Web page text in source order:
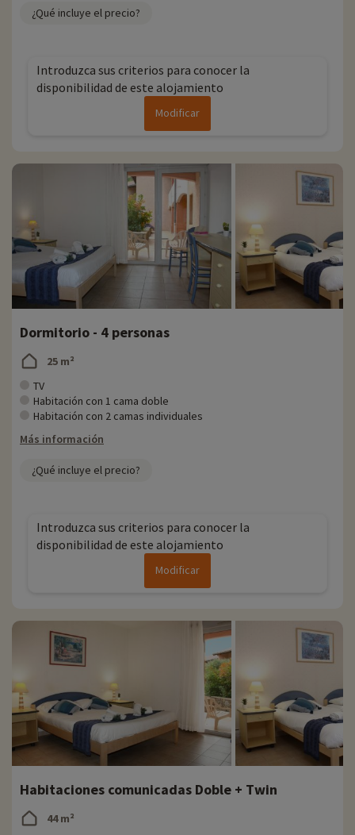
¿Qué incluye el precio?
Introduzca sus criterios para conocer la
disponibilidad de este alojamiento
Modificar
Dormitorio - 4 personas
25 m²
TV
Habitación con 1 cama doble
Habitación con 2 camas individuales
Más información
¿Qué incluye el precio?
Introduzca sus criterios para conocer la
disponibilidad de este alojamiento
Modificar
Habitaciones comunicadas Doble + Twin
44 m²